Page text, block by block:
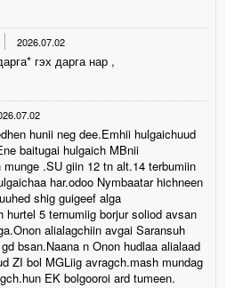
2026.07.02
гэх дарга нар ,
hunii neg dee.Emhii hulgaichuud
baitugai hulgaich MBnii
munge .SU giin 12 tn alt.14 terbumiin
har.odoo Nymbaatar hichneen
shig guigeef alga
hurtel 5 ternumiig borjur soliod avsan
alialagchiin avgai Saransuh
bsan.Naana n Onon hudlaa alialaad
ZI bol MGLiig avragch.mash mundag
EK bolgooroi ard tumeen.